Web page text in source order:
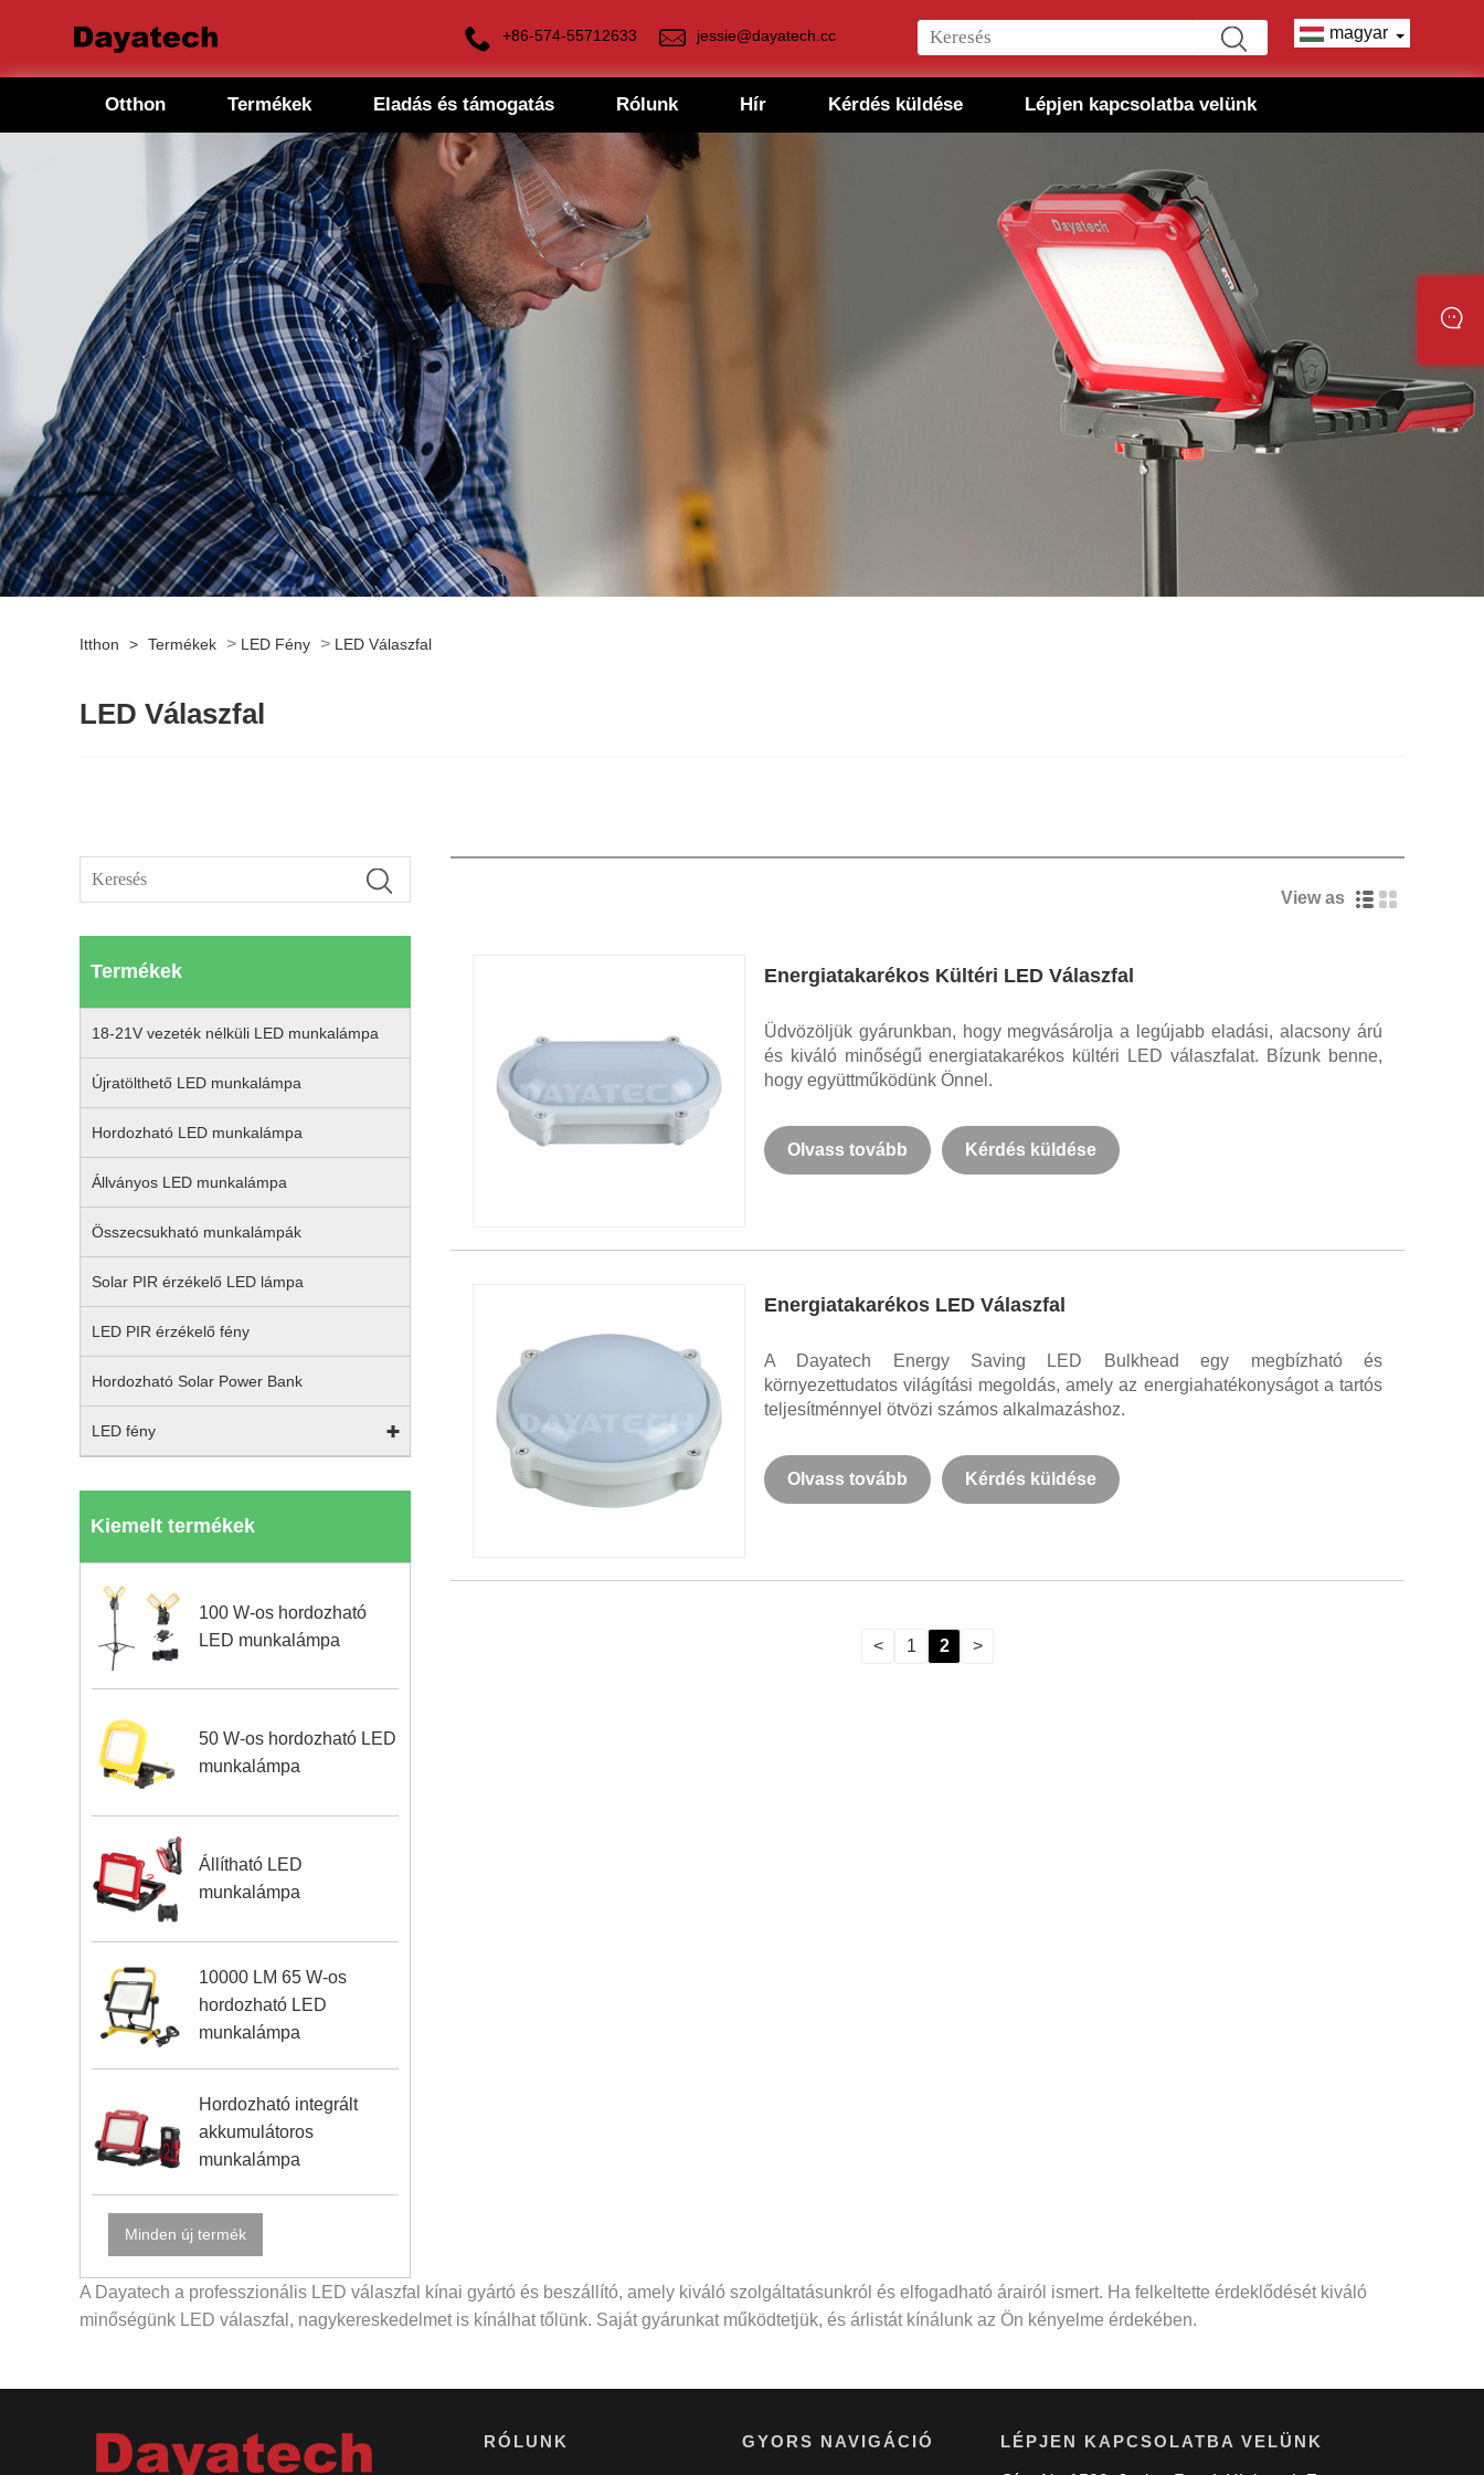
+86-574-55712633 jessie@dayatech.cc magyar
Otthon Termékek Eladás és támogatás Rólunk Hír Kérdés küldése Lépjen kapcsolatba velünk
Itthon > Termékek > LED Fény > LED Válaszfal
LED Válaszfal
Termékek
18-21V vezeték nélküli LED munkalámpa
Újratölthető LED munkalámpa
Hordozható LED munkalámpa
Állványos LED munkalámpa
Összecsukható munkalámpák
Solar PIR érzékelő LED lámpa
LED PIR érzékelő fény
Hordozható Solar Power Bank
LED fény
Kiemelt termékek
100 W-os hordozható
LED munkalámpa
50 W-os hordozható LED
munkalámpa
Állítható LED
munkalámpa
10000 LM 65 W-os
hordozható LED
munkalámpa
Hordozható integrált
akkumulátoros
munkalámpa
Minden új termék
View as
Energiatakarékos Kültéri LED Válaszfal
Üdvözöljük gyárunkban, hogy megvásárolja a legújabb eladási, alacsony árú
és kiváló minőségű energiatakarékos kültéri LED válaszfalat. Bízunk benne,
hogy együttműködünk Önnel.
Olvass tovább Kérdés küldése
Energiatakarékos LED Válaszfal
A Dayatech Energy Saving LED Bulkhead egy megbízható és
környezettudatos világítási megoldás, amely az energiahatékonyságot a tartós
teljesítménnyel ötvözi számos alkalmazáshoz.
Olvass tovább Kérdés küldése
< 1 2 >
A Dayatech a professzionális LED válaszfal kínai gyártó és beszállító, amely kiváló szolgáltatásunkról és elfogadható árairól ismert. Ha felkeltette érdeklődését kiváló
minőségünk LED válaszfal, nagykereskedelmet is kínálhat tőlünk. Saját gyárunkat működtetjük, és árlistát kínálunk az Ön kényelme érdekében.
RÓLUNK GYORS NAVIGÁCIÓ LÉPJEN KAPCSOLATBA VELÜNK